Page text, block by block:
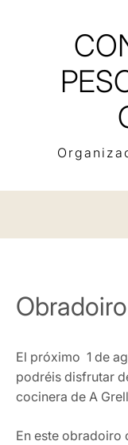
El próximo 1 de
podréis disfrutar
cocinera de A
En este obradoiro